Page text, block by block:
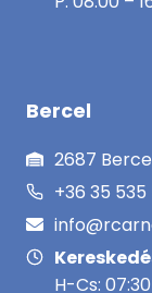
Bercel
2687
+36 35 535
H-Cs: